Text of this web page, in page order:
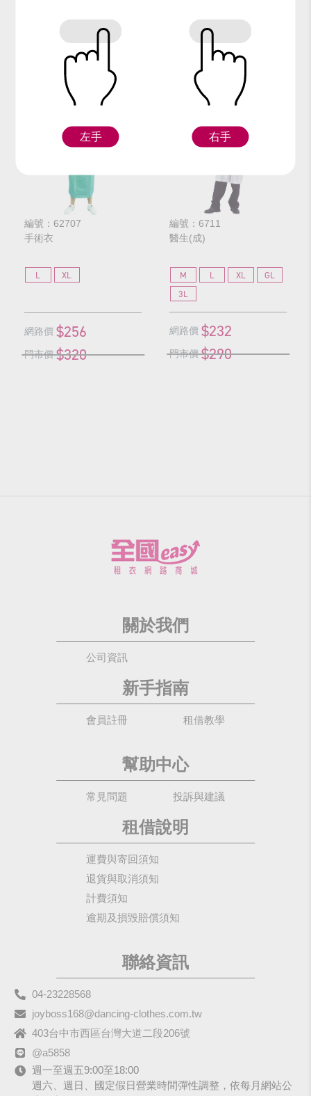
$290
$256
門市價 $320
編號：62707
手術衣
L XL
網路價 $256
門市價 $320
編號：6711
醫生(成)
M L XL
GL
3L
網路價 $232
門市價 $290
關於我們
公司資訊
新手指南
會員註冊 租借教學
幫助中心
常見問題 投訴與建議
租借說明
運費與寄回須知
退貨與取消須知
計費須知
逾期及損毀賠償須知
聯絡資訊
04-23228568
joyboss168@dancing-clothes.com.tw
403台中市西區台灣大道二段206號
@a5858
週一至週五9:00至18:00
週六、週日、國定假日營業時間彈性調整，依每月網站公
左手 右手